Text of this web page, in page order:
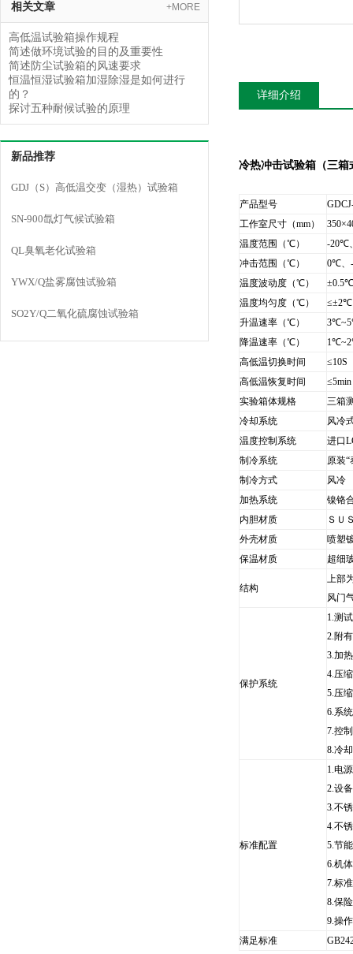
相关文章 +MORE
高低温试验箱操作规程
简述做环境试验的目的及重要性
简述防尘试验箱的风速要求
恒温恒湿试验箱加湿除湿是如何进行
的？
探讨五种耐候试验的原理
新品推荐
GDJ（S）高低温交变（湿热）试验箱
SN-900氙灯气候试验箱
QL臭氧老化试验箱
YWX/Q盐雾腐蚀试验箱
SO2Y/Q二氧化硫腐蚀试验箱
详细介绍
冷热冲击试验箱（三箱
产品型号
工作室尺寸（mm）
温度范围（℃）
-20℃
冲击范围（℃）
0℃、
温度波动度（℃）
±0.5℃
温度均匀度（℃）
≤±2℃
升温速率（℃）
降温速率（℃）
高低温切换时间
≤10S
高低温恢复时间
≤5min
实验箱体规格
三箱
冷却系统
风冷
温度控制系统
进口
制冷系统
原装
制冷方式
风冷
加热系统
镍铬
内胆材质
ＳＵ
外壳材质
喷塑
保温材质
超细
结构
上部
风门
保护系统
1.测
2.附
3.加
4.压
5.压
6.系
7.控
8.冷
标准配置
1.电
2.设
3.不
4.不
5.节
6.机
7.标
8.保
9.操
满足标准